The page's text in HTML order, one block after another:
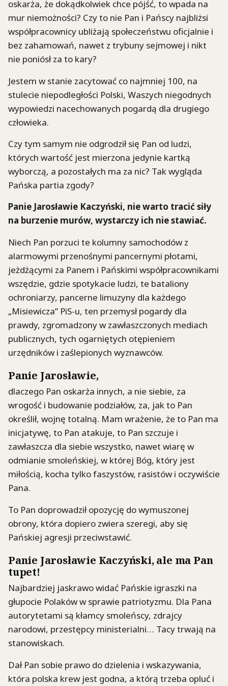
oskarża, że dokądkolwiek chce pójść, to wpada na
mur niemożności? Czy to nie Pan i Pańscy najbliżsi
współpracownicy ubliżają społeczeństwu oficjalnie i
bez zahamowań, nawet z trybuny sejmowej i nikt
nie poniósł za to kary?
Jestem w stanie zacytować co najmniej 100, na
stulecie niepodległości Polski, Waszych niegodnych
wypowiedzi nacechowanych pogardą dla drugiego
człowieka.
Czy tym samym nie odgrodził się Pan od ludzi,
których wartość jest mierzona jedynie kartką
wyborczą, a pozostałych ma za nic? Tak wygląda
Pańska partia zgody?
Panie Jarosławie Kaczyński, nie warto tracić siły
na burzenie murów, wystarczy ich nie stawiać.
Niech Pan porzuci te kolumny samochodów z
alarmowymi przenośnymi pancernymi płotami,
jeżdżącymi za Panem i Pańskimi współpracownikami
wszędzie, gdzie spotykacie ludzi, te bataliony
ochroniarzy, pancerne limuzyny dla każdego
„Misiewicza” PiS-u, ten przemysł pogardy dla
prawdy, zgromadzony w zawłaszczonych mediach
publicznych, tych ogarniętych otępieniem
urzędników i zaślepionych wyznawców.
Panie Jarosławie,
dlaczego Pan oskarża innych, a nie siebie, za
wrogość i budowanie podziałów, za, jak to Pan
określił, wojnę totalną. Mam wrażenie, że to Pan ma
inicjatywę, to Pan atakuje, to Pan szczuje i
zawłaszcza dla siebie wszystko, nawet wiarę w
odmianie smoleńskiej, w której Bóg, który jest
miłością, kocha tylko faszystów, rasistów i oczywiście
Pana.
To Pan doprowadził opozycję do wymuszonej
obrony, która dopiero zwiera szeregi, aby się
Pańskiej agresji przeciwstawić.
Panie Jarosławie Kaczyński, ale ma Pan
tupet!
Najbardziej jaskrawo widać Pańskie igraszki na
głupocie Polaków w sprawie patriotyzmu. Dla Pana
autorytetami są kłamcy smoleńscy, zdrajcy
narodowi, przestępcy ministerialni… Tacy trwają na
stanowiskach.
Dał Pan sobie prawo do dzielenia i wskazywania,
która polska krew jest godna, a którą trzeba opluć i